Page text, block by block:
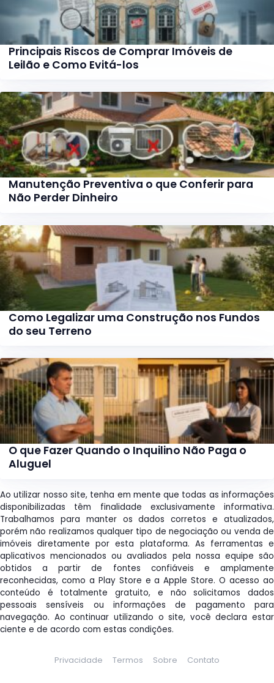
Principais Riscos de Comprar Imóveis de
Leilão e Como Evitá-los
Manutenção Preventiva o que Conferir para
Não Perder Dinheiro
Como Legalizar uma Construção nos Fundos
do seu Terreno
O que Fazer Quando o Inquilino Não Paga o
Aluguel
Ao utilizar nosso site, tenha em mente que todas as informações
disponibilizadas têm finalidade exclusivamente informativa.
Trabalhamos para manter os dados corretos e atualizados,
porém não realizamos qualquer tipo de negociação ou venda de
imóveis diretamente por esta plataforma. As ferramentas e
aplicativos mencionados ou avaliados pela nossa equipe são
obtidos a partir de fontes confiáveis e amplamente
reconhecidas, como a Play Store e a Apple Store. O acesso ao
conteúdo é totalmente gratuito, e não solicitamos dados
pessoais sensíveis ou informações de pagamento para
navegação. Ao continuar utilizando o site, você declara estar
ciente e de acordo com estas condições.
Privacidade Termos Sobre Contato